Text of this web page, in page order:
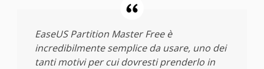
EaseUS Partition Master Free è
incredibilmente semplice da usare, uno dei
tanti motivi per cui dovresti prenderlo in